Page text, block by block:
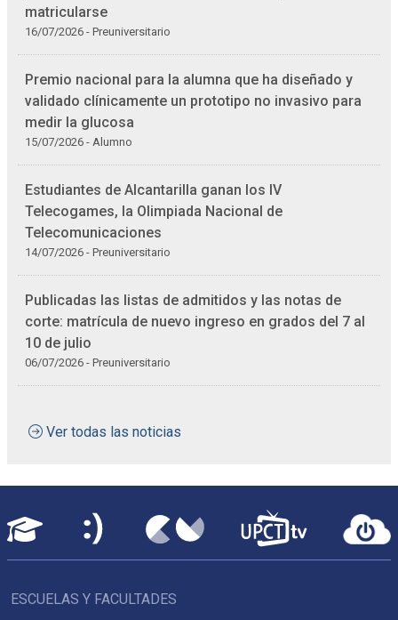
matricularse
16/07/2026 - Preuniversitario
Premio nacional para la alumna que ha diseñado y
validado clínicamente un prototipo no invasivo para
medir la glucosa
15/07/2026 - Alumno
Estudiantes de Alcantarilla ganan los IV
Telecogames, la Olimpiada Nacional de
Telecomunicaciones
14/07/2026 - Preuniversitario
Publicadas las listas de admitidos y las notas de
corte: matrícula de nuevo ingreso en grados del 7 al
10 de julio
06/07/2026 - Preuniversitario
Ver todas las noticias
ESCUELAS Y FACULTADES